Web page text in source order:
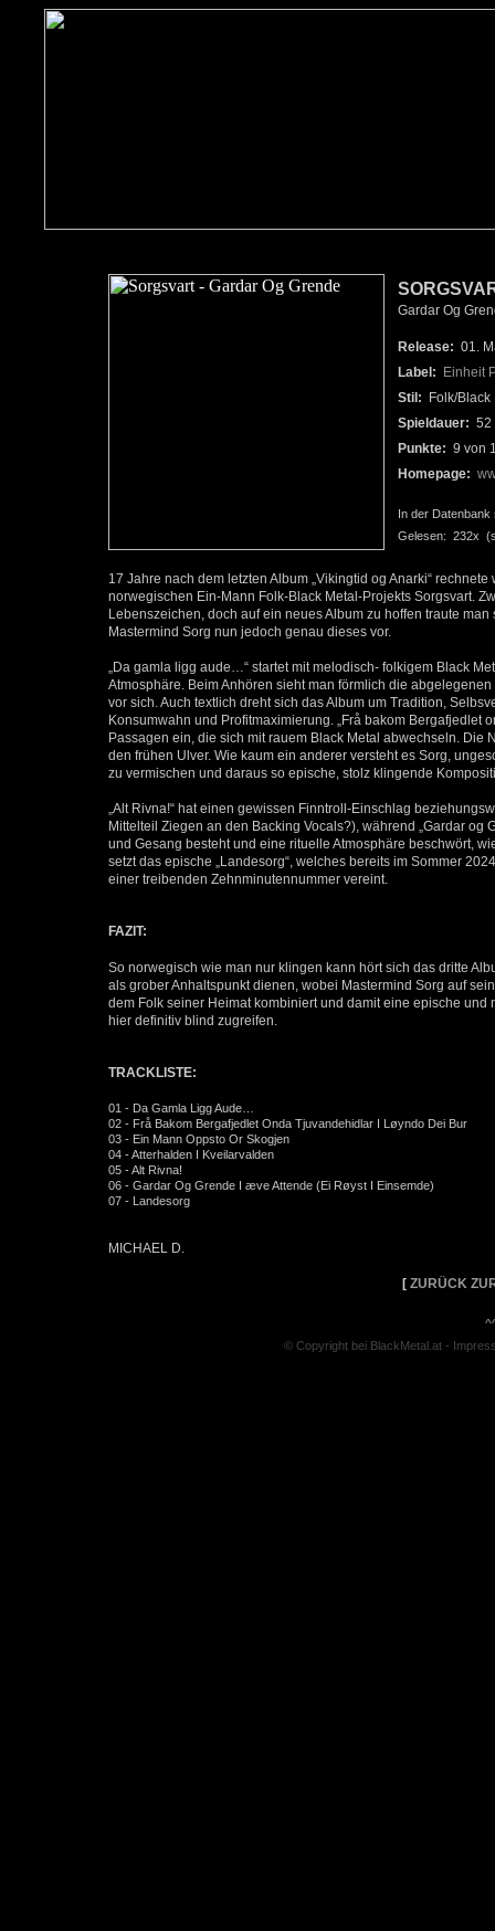
Gardar Og
Release: 01.
Label:
Einheit
Stil: Folk/Black
Spieldauer: 52
Punkte: 9 von
Homepage:
In der Datenbank
Gelesen: 232x
17 Jahre nach dem letzten Album „Vikingtid og Anarki“
norwegischen Ein-Mann Folk-Black Metal-Projekts Sorgsvart.
Lebenszeichen, doch auf ein neues Album zu hoffen traute
Mastermind Sorg nun jedoch genau dieses vor.
„Da gamla ligg aude…“ startet mit melodisch- folkigem Black
Atmosphäre. Beim Anhören sieht man förmlich die
vor sich. Auch textlich dreht sich das Album um Tradition,
Konsumwahn und Profitmaximierung. „Frå bakom Bergafjedlet
Passagen ein, die sich mit rauem Black Metal abwechseln. Die
den frühen Ulver. Wie kaum ein anderer versteht es Sorg,
zu vermischen und daraus so epische, stolz klingende
„Alt Rivna!“ hat einen gewissen Finntroll-Einschlag
Mittelteil Ziegen an den Backing Vocals?), während „Gardar
und Gesang besteht und eine rituelle Atmosphäre beschwört,
setzt das epische „Landesorg“, welches bereits im Sommer
einer treibenden Zehnminutennummer vereint.
FAZIT:
So norwegisch wie man nur klingen kann hört sich das dritte
als grober Anhaltspunkt dienen, wobei Mastermind Sorg auf
dem Folk seiner Heimat kombiniert und damit eine epische
hier definitiv blind zugreifen.
TRACKLISTE:
01 - Da Gamla Ligg Aude…
02 - Frå Bakom Bergafjedlet Onda Tjuvandehidlar I Løyndo Dei Bur
03 - Ein Mann Oppsto Or Skogjen
04 - Atterhalden I Kveilarvalden
05 - Alt Rivna!
06 - Gardar Og Grende I æve Attende (Ei Røyst I Einsemde)
07 - Landesorg
MICHAEL D.
[ ZURÜCK
© Copyright bei BlackMetal.at -